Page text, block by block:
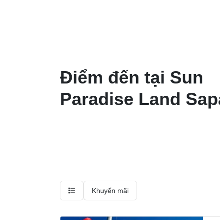
Điểm đến tại Sun
Paradise Land
Khuyến mãi